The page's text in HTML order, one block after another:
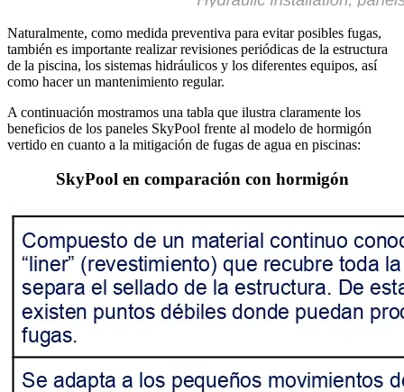
Naturalmente, como medida preventiva para evitar posibles fugas,
también es importante realizar revisiones periódicas de la estructura
de la piscina, los sistemas hidráulicos y los diferentes equipos, así
como hacer un mantenimiento regular.
A continuación mostramos una tabla que ilustra claramente los
beneficios de los paneles SkyPool frente al modelo de hormigón
vertido en cuanto a la mitigación de fugas de agua en piscinas:
SkyPool en comparación con hormigón